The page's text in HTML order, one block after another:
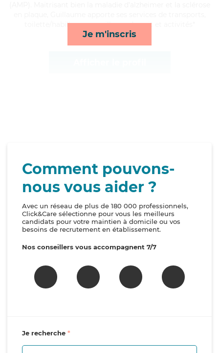
Je m'inscris
toilette/habillage, surveillance de nuit et activités*
Comment pouvons-
nous vous aider ?
Avec un réseau de plus de 180 000 professionnels,
Click&Care sélectionne pour vous les meilleurs
candidats pour votre maintien à domicile ou vos
besoins de recrutement en établissement.
Nos conseillers vous accompagnent 7/7
Je recherche